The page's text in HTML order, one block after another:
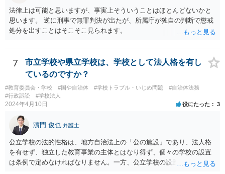
法律上は可能と思いますが、事実上そういうことはほとんどないかと
思います。 逆に刑事で無罪判決が出たが、所属庁が独自の判断で懲戒
処分を出すことはそこそこ見られます。
7
市立学校や県立学校は、学校として法人格を有し
ているのですか？
#教育委員会・学校 #国や自治体 #学校トラブル・いじめ問題
#自治体法務
#行政訴訟
#学校法人
2024年4月10日 役にたった 3
濵門 俊也 弁護士
公立学校の法的性格は、地方自治法上の「公の施設」であり、法人格
を有せず、独立した教育事業の主体とはなり得ず、個々の学校の設置
は条例で定めなければなりません。一方、公立学校の設置者である地